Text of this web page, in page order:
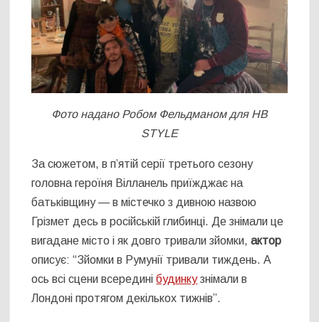
Фото надано Робом Фельдманом для НВ
STYLE
За сюжетом, в п’ятій серії третього сезону
головна героїня Вілланель приїжджає на
батьківщину — в містечко з дивною назвою
Грізмет десь в російській глибинці. Де знімали це
вигадане місто і як довго тривали зйомки,актор
описує: “Зйомки в Румунії тривали тиждень. А
ось всі сцени всерединібудинкузнімали в
Лондоні протягом декількох тижнів”.